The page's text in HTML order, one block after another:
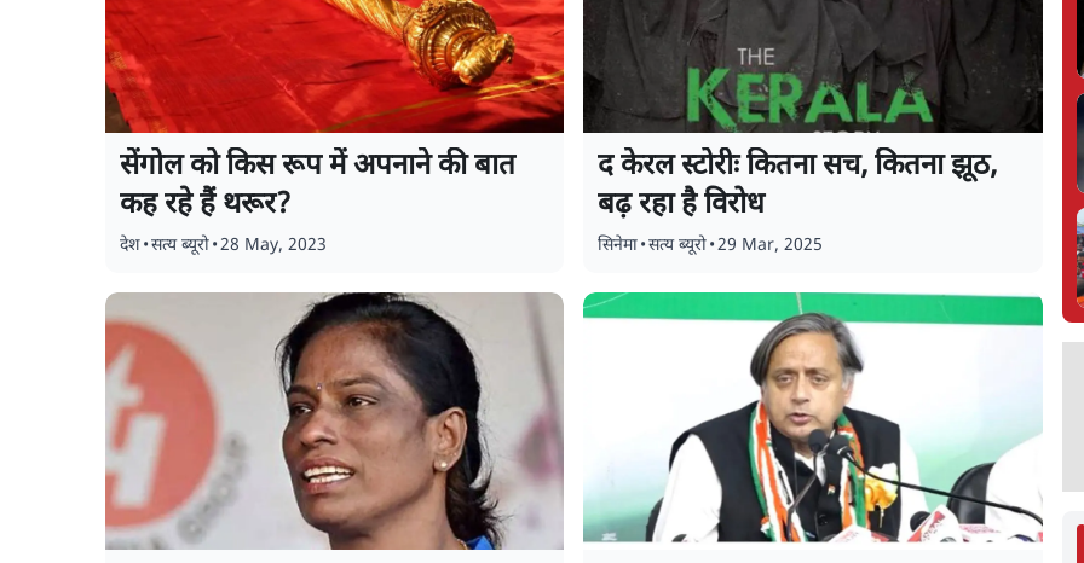
सेंगोल को किस रूप में अपनाने की बात
कह रहे हैं थरूर?
देश•सत्य ब्यूरो•28 May, 2023
द केरल स्टोरीः कितना सच, कितना झूठ,
बढ़ रहा है विरोध
सिनेमा•सत्य ब्यूरो•29 Mar, 2025